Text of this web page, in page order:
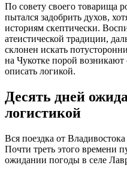
По совету своего товарища
пытался задобрить духов,
историям скептически.
атеистической традиции,
склонен искать
на Чукотке порой
описать логикой.
Десять дней
логистикой
Вся поездка от
Почти треть этого времени
ожидании погоды в селе